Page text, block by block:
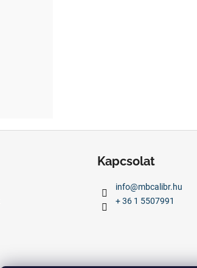
Kapcsolat
info@mbcalibr.hu
+ 36 1 5507991